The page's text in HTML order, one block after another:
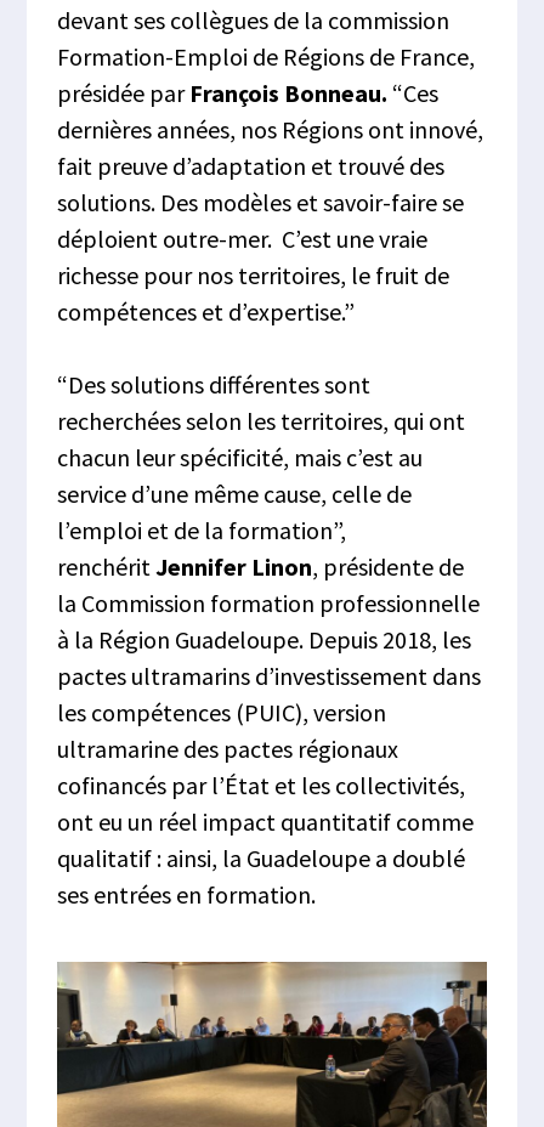
devant ses collègues de la commission
Formation-Emploi de Régions de France,
présidée par François Bonneau. “Ces
dernières années, nos Régions ont innové,
fait preuve d’adaptation et trouvé des
solutions. Des modèles et savoir-faire se
déploient outre-mer. C’est une vraie
richesse pour nos territoires, le fruit de
compétences et d’expertise.”
“Des solutions différentes sont
recherchées selon les territoires, qui ont
chacun leur spécificité, mais c’est au
service d’une même cause, celle de
l’emploi et de la formation”,
renchéritJennifer Linon, présidente de
la Commission formation professionnelle
à la Région Guadeloupe. Depuis 2018, les
pactes ultramarins d’investissement dans
les compétences (PUIC), version
ultramarine des pactes régionaux
cofinancés par l’État et les collectivités,
ont eu un réel impact quantitatif comme
qualitatif : ainsi, la Guadeloupe a doublé
ses entrées en formation.